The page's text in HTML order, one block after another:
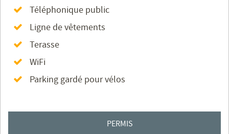
Téléphonique public
Ligne de vêtements
Terasse
WiFi
Parking gardé pour vélos
PERMIS